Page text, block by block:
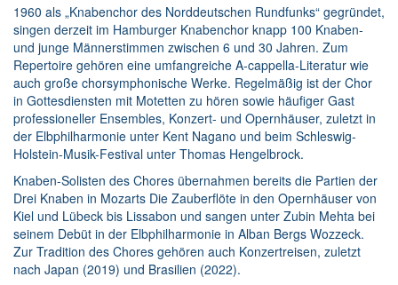
1960 als „Knabenchor des Norddeutschen Rundfunks“ gegründet,
singen derzeit im Hamburger Knabenchor knapp 100 Knaben-
und junge Männerstimmen zwischen 6 und 30 Jahren. Zum
Repertoire gehören eine umfangreiche A-cappella-Literatur wie
auch große chorsymphonische Werke. Regelmäßig ist der Chor
in Gottesdiensten mit Motetten zu hören sowie häufiger Gast
professioneller Ensembles, Konzert- und Opernhäuser, zuletzt in
der Elbphilharmonie unter Kent Nagano und beim Schleswig-
Holstein-Musik-Festival unter Thomas Hengelbrock.
Knaben-Solisten des Chores übernahmen bereits die Partien der
Drei Knaben in Mozarts Die Zauberflöte in den Opernhäuser von
Kiel und Lübeck bis Lissabon und sangen unter Zubin Mehta bei
seinem Debüt in der Elbphilharmonie in Alban Bergs Wozzeck.
Zur Tradition des Chores gehören auch Konzertreisen, zuletzt
nach Japan (2019) und Brasilien (2022).